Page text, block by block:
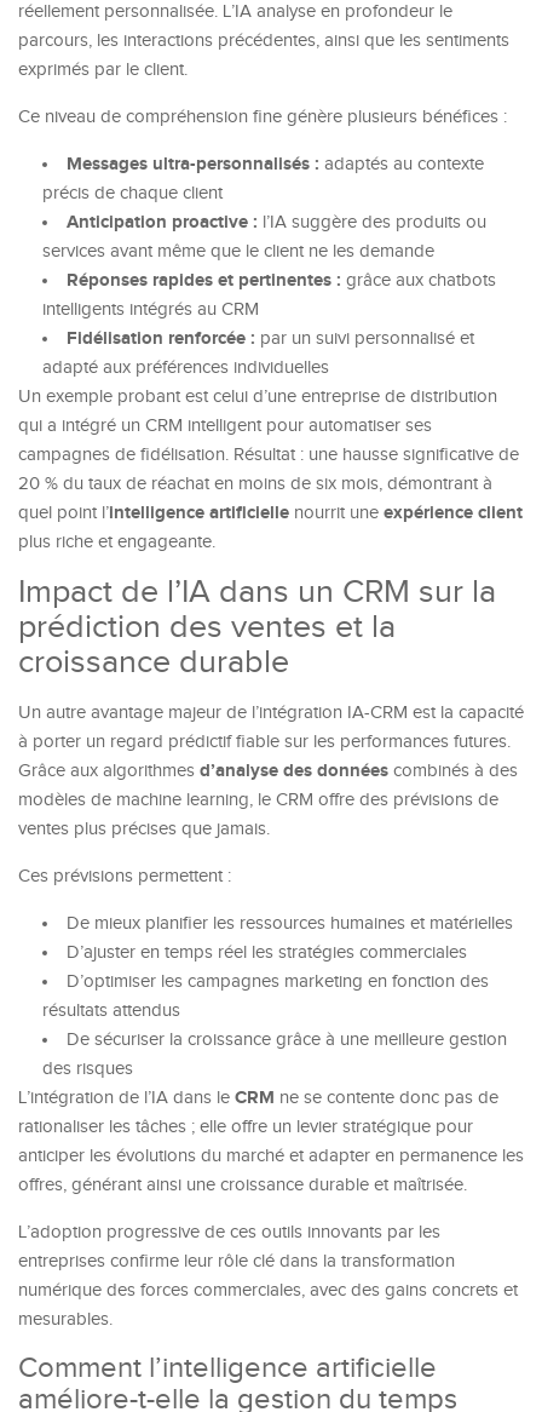
réellement personnalisée. L’IA analyse en profondeur le
parcours, les interactions précédentes, ainsi que les sentiments
exprimés par le client.
Ce niveau de compréhension fine génère plusieurs bénéfices :
Messages ultra-personnalisés : adaptés au contexte
précis de chaque client
Anticipation proactive : l’IA suggère des produits ou
services avant même que le client ne les demande
Réponses rapides et pertinentes : grâce aux chatbots
intelligents intégrés au CRM
Fidélisation renforcée : par un suivi personnalisé et
adapté aux préférences individuelles
Un exemple probant est celui d’une entreprise de distribution
qui a intégré un CRM intelligent pour automatiser ses
campagnes de fidélisation. Résultat : une hausse significative de
20 % du taux de réachat en moins de six mois, démontrant à
quel point l’intelligence artificielle nourrit une expérience client
plus riche et engageante.
Impact de l’IA dans un CRM sur la
prédiction des ventes et la
croissance durable
Un autre avantage majeur de l’intégration IA-CRM est la capacité
à porter un regard prédictif fiable sur les performances futures.
Grâce aux algorithmes d’analyse des données combinés à des
modèles de machine learning, le CRM offre des prévisions de
ventes plus précises que jamais.
Ces prévisions permettent :
De mieux planifier les ressources humaines et matérielles
D’ajuster en temps réel les stratégies commerciales
D’optimiser les campagnes marketing en fonction des
résultats attendus
De sécuriser la croissance grâce à une meilleure gestion
des risques
L’intégration de l’IA dans le CRM ne se contente donc pas de
rationaliser les tâches ; elle offre un levier stratégique pour
anticiper les évolutions du marché et adapter en permanence les
offres, générant ainsi une croissance durable et maîtrisée.
L’adoption progressive de ces outils innovants par les
entreprises confirme leur rôle clé dans la transformation
numérique des forces commerciales, avec des gains concrets et
mesurables.
Comment l’intelligence artificielle
améliore-t-elle la gestion du temps